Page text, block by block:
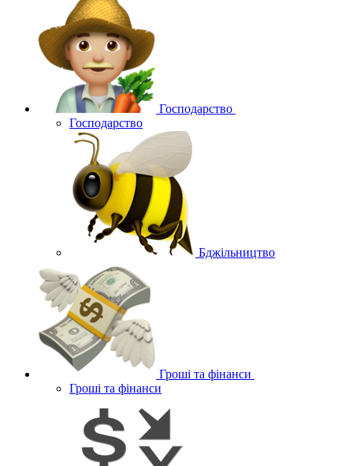
Господарство
Господарство
Бджільництво
Гроші та фінанси
Гроші та фінанси